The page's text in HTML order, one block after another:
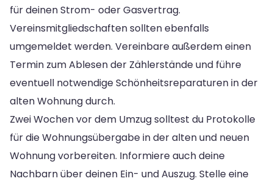
für deinen Strom- oder Gasvertrag.
Vereinsmitgliedschaften sollten ebenfalls
umgemeldet werden. Vereinbare außerdem einen
Termin zum Ablesen der Zählerstände und führe
eventuell notwendige Schönheitsreparaturen in der
alten Wohnung durch.
Zwei Wochen vor dem Umzug solltest du Protokolle
für die Wohnungsübergabe in der alten und neuen
Wohnung vorbereiten. Informiere auch deine
Nachbarn über deinen Ein- und Auszug. Stelle eine